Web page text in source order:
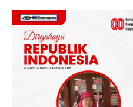
KE - 80